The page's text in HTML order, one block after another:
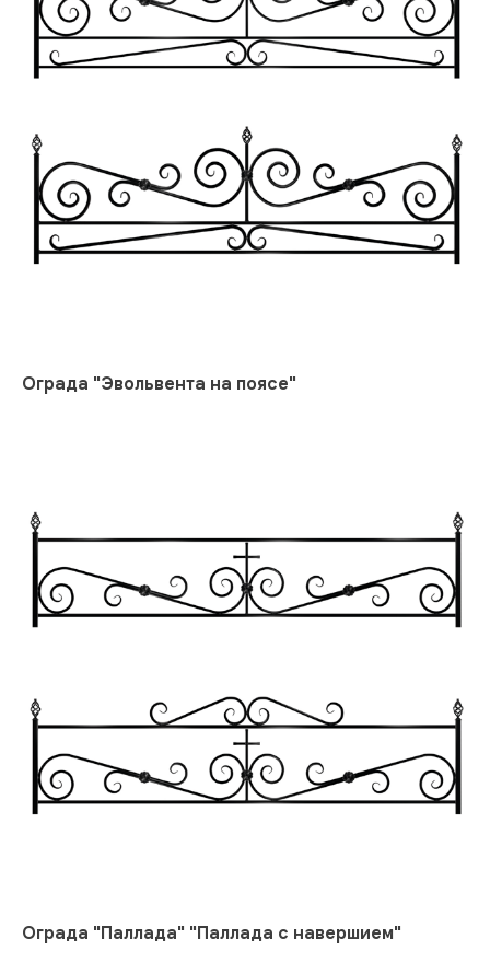
Ограда "Эвольвента на поясе"
Ограда "Паллада" "Паллада с навершием"